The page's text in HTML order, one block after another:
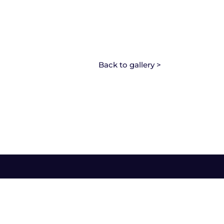
Back to gallery >
Ricardo Lyon 2102, Providencia, Santiago.